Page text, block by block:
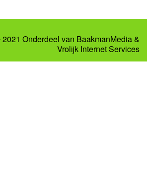
Onderdeel van BaakmanMedia&
Vrolijk Internet Services